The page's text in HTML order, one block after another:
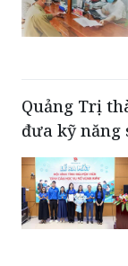
Quảng Trị
Người đàn